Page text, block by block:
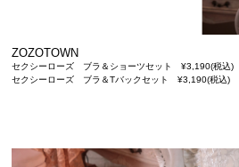
ZOZOTOWN
セクシーローズ ブラ＆ショーツセット ¥3,190(税込)
セクシーローズ ブラ＆Tバックセット ¥3,190(税込)